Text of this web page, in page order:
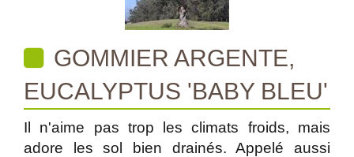
GOMMIER ARGENTE,
EUCALYPTUS 'BABY BLEU'
Il n'aime pas trop les climats froids, mais
adore les sol bien drainés. Appelé aussi